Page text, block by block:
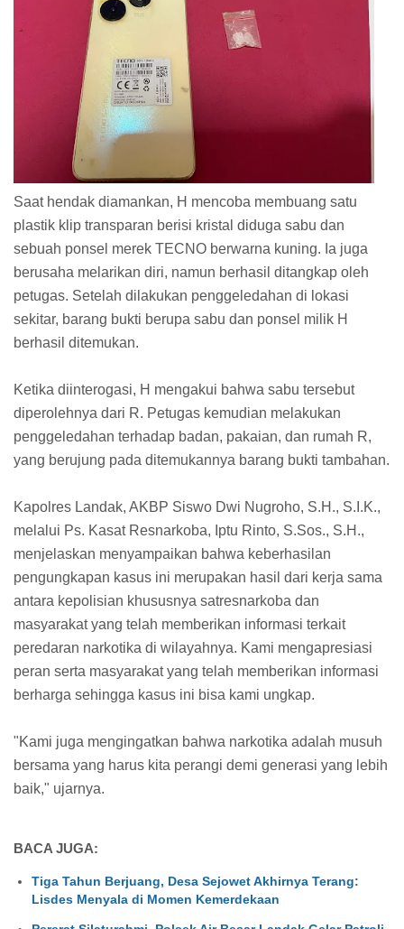
Saat hendak diamankan, H mencoba membuang satu
plastik klip transparan berisi kristal diduga sabu dan
sebuah ponsel merek TECNO berwarna kuning. Ia juga
berusaha melarikan diri, namun berhasil ditangkap oleh
petugas. Setelah dilakukan penggeledahan di lokasi
sekitar, barang bukti berupa sabu dan ponsel milik H
berhasil ditemukan.
Ketika diinterogasi, H mengakui bahwa sabu tersebut
diperolehnya dari R. Petugas kemudian melakukan
penggeledahan terhadap badan, pakaian, dan rumah R,
yang berujung pada ditemukannya barang bukti tambahan.
Kapolres Landak, AKBP Siswo Dwi Nugroho, S.H., S.I.K.,
melalui Ps. Kasat Resnarkoba, Iptu Rinto, S.Sos., S.H.,
menjelaskan menyampaikan bahwa keberhasilan
pengungkapan kasus ini merupakan hasil dari kerja sama
antara kepolisian khususnya satresnarkoba dan
masyarakat yang telah memberikan informasi terkait
peredaran narkotika di wilayahnya. Kami mengapresiasi
peran serta masyarakat yang telah memberikan informasi
berharga sehingga kasus ini bisa kami ungkap.
"Kami juga mengingatkan bahwa narkotika adalah musuh
bersama yang harus kita perangi demi generasi yang lebih
baik," ujarnya.
BACA JUGA:
Tiga Tahun Berjuang, Desa Sejowet Akhirnya Terang:
Lisdes Menyala di Momen Kemerdekaan